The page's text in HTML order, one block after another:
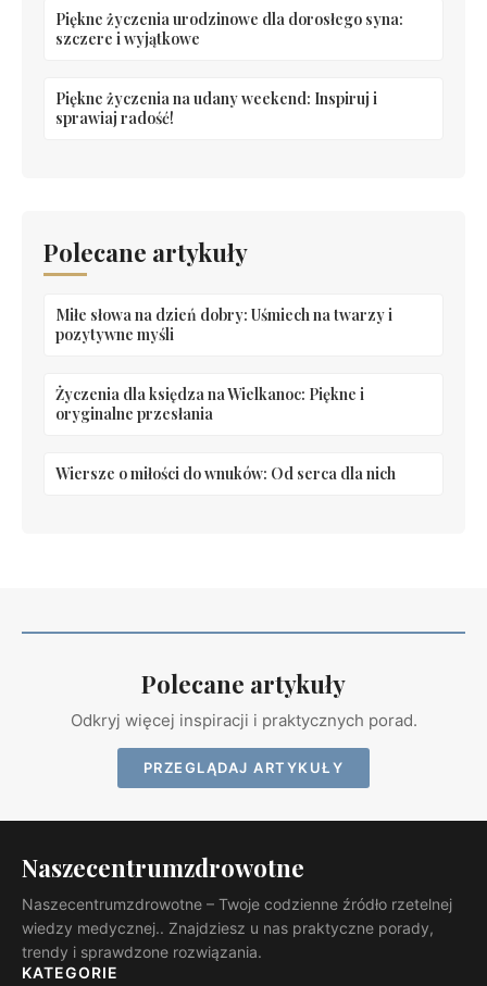
Piękne życzenia urodzinowe dla dorosłego syna:
szczere i wyjątkowe
Piękne życzenia na udany weekend: Inspiruj i
sprawiaj radość!
Polecane artykuły
Miłe słowa na dzień dobry: Uśmiech na twarzy i
pozytywne myśli
Życzenia dla księdza na Wielkanoc: Piękne i
oryginalne przesłania
Wiersze o miłości do wnuków: Od serca dla nich
Polecane artykuły
Odkryj więcej inspiracji i praktycznych porad.
PRZEGLĄDAJ ARTYKUŁY
Naszecentrumzdrowotne
Naszecentrumzdrowotne – Twoje codzienne źródło rzetelnej
wiedzy medycznej.. Znajdziesz u nas praktyczne porady,
trendy i sprawdzone rozwiązania.
KATEGORIE